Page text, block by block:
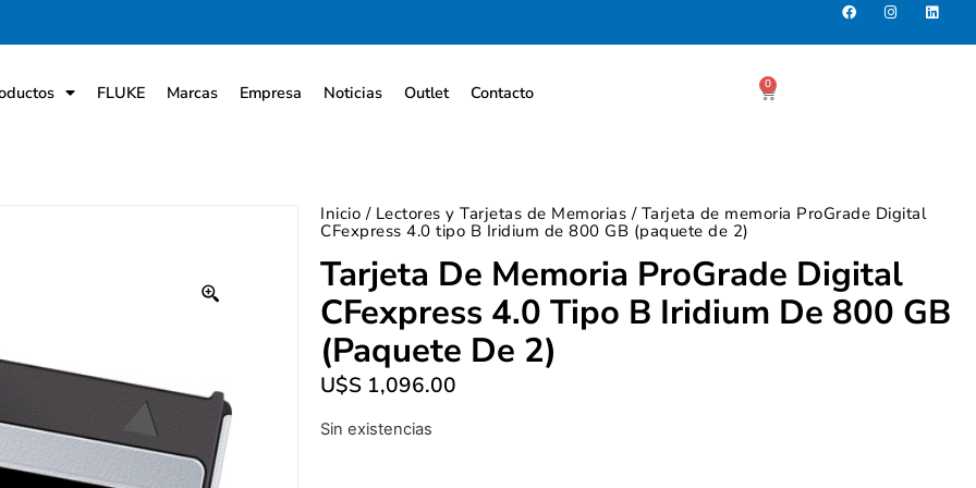
FLUKE Marcas Empresa Noticias Outlet Contacto 0
Inicio / Lectores y Tarjetas de Memorias / Tarjeta de memoria ProGrade Digital
CFexpress 4.0 tipo B Iridium de 800 GB (paquete de 2)
Tarjeta De Memoria ProGrade Digital
CFexpress 4.0 Tipo B Iridium De 800 GB
(paquete De 2)
U$S 1,096.00
Sin existencias